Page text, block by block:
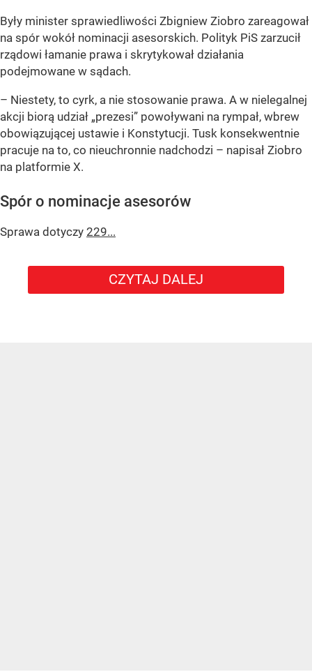
Były minister sprawiedliwości Zbigniew Ziobro zareagował
na spór wokół nominacji asesorskich. Polityk PiS zarzucił
rządowi łamanie prawa i skrytykował działania
podejmowane w sądach.
– Niestety, to cyrk, a nie stosowanie prawa. A w nielegalnej
akcji biorą udział „prezesi” powoływani na rympał, wbrew
obowiązującej ustawie i Konstytucji. Tusk konsekwentnie
pracuje na to, co nieuchronnie nadchodzi – napisał Ziobro
na platformie X.
Spór o nominacje asesorów
Sprawa dotyczy 229...
CZYTAJ DALEJ